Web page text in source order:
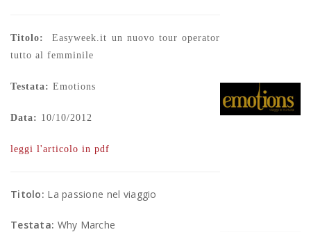
Titolo:
Easyweek.it un nuovo tour operator
tutto al femminile
Testata: Emotions
Data: 10/10/2012
leggi l'articolo in pdf
Titolo: La passione nel viaggio
Testata: Why Marche